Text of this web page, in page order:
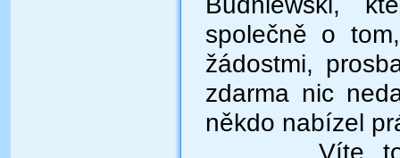
společně o
žádostmi,
zdarma nic
někdo nabízel
Víte,